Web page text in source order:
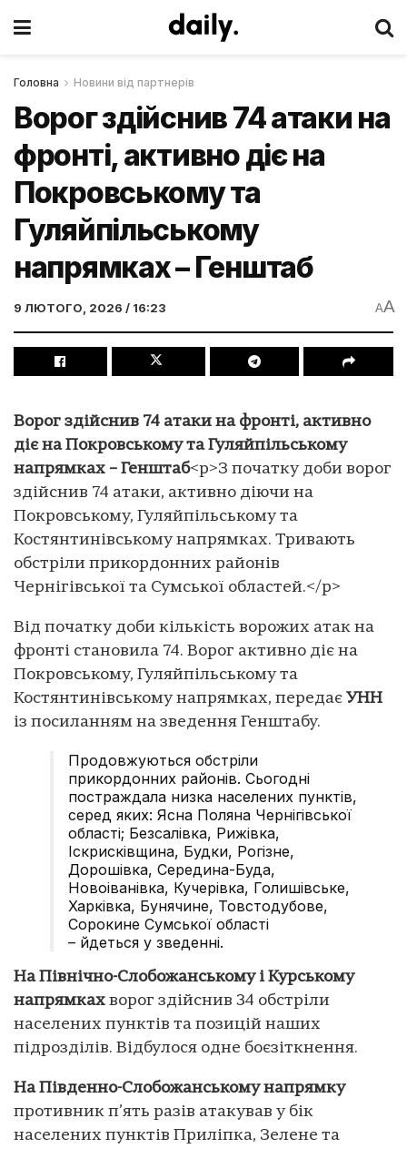
Головна Новини від партнерів
Ворог здійснив 74 атаки на
фронті, активно діє на
Покровському та
Гуляйпільському
напрямках – Генштаб
9 ЛЮТОГО, 2026 / 16:23 AA
Ворог здійснив 74 атаки на фронті, активно
діє на Покровському та Гуляйпільському
напрямках – Генштаб<p>З початку доби ворог
здійснив 74 атаки, активно діючи на
Покровському, Гуляйпільському та
Костянтинівському напрямках. Тривають
обстріли прикордонних районів
Чернігівської та Сумської областей.</p>
Від початку доби кількість ворожих атак на
фронті становила 74. Ворог активно діє на
Покровському, Гуляйпільському та
Костянтинівському напрямках, передає УНН
із посиланням на зведення Генштабу.
Продовжуються обстріли
прикордонних районів. Сьогодні
постраждала низка населених пунктів,
серед яких: Ясна Поляна Чернігівської
області; Безсалівка, Рижівка,
Іскрисківщина, Будки, Рогізне,
Дорошівка, Середина-Буда,
Новоіванівка, Кучерівка, Голишівське,
Харківка, Бунячине, Товстодубове,
Сорокине Сумської області
– йдеться у зведенні.
На Північно-Слобожанському і Курському
напрямках ворог здійснив 34 обстріли
населених пунктів та позицій наших
підрозділів. Відбулося одне боєзіткнення.
На Південно-Слобожанському напрямку
противник п’ять разів атакував у бік
населених пунктів Приліпка, Зелене та